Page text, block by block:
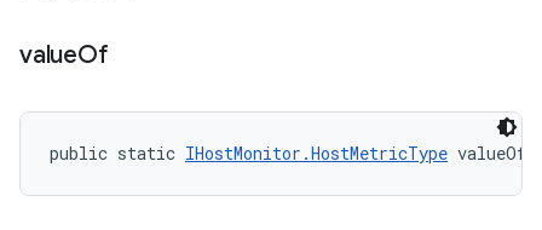
valueOf
public static IHostMonitor.HostMetricType valueOf